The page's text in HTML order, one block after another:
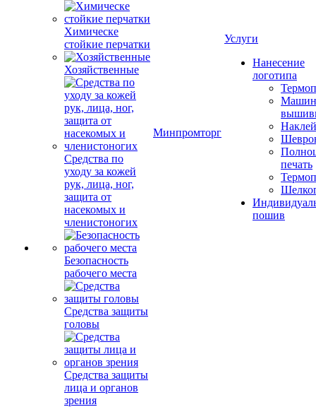
Химическе
стойкие перчатки
Хозяйственные
Средства по
уходу за кожей
рук, лица, ног,
защита от
насекомых и
членистоногих
Безопасность
рабочего места
Средства защиты
головы
Средства защиты
лица и органов
зрения
Минпромторг
Услуги
Нанесение
логотипа
печать
пошив